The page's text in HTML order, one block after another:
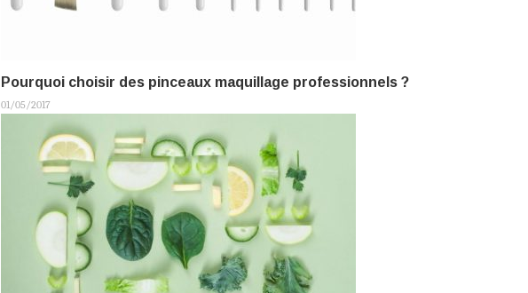
Pourquoi choisir des pinceaux maquillage professionnels ?
01/05/2017